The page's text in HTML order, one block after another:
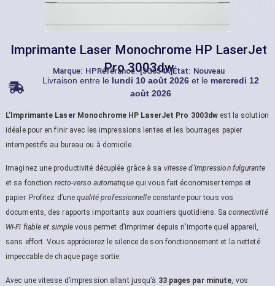
Imprimante Laser Monochrome HP LaserJet
Pro 3003dw
Marque: HPRéférance: [3G654A]État: Nouveau
Livraison entre le lundi 10 août 2026et le mercredi 12
août 2026
L’Imprimante Laser Monochrome HP LaserJet Pro 3003dw est la solution
idéale pour en finir avec les impressions lentes et les bourrages papier
intempestifs au bureau ou à domicile.
Imaginez une productivité décuplée grâce à sa vitesse d’impression fulgurante
et sa fonction recto-verso automatiquequi vous fait économiser temps et
papier. Profitez d’unequalité professionnelle constantepour tous vos
documents, des rapports importants aux courriers quotidiens. Saconnectivité
Wi-Fi fiable et simple vous permet d’imprimer depuis n’importe quel appareil,
sans effort. Vous apprécierez le silence de son fonctionnement et la netteté
impeccable de chaque page sortie.
Avec une vitesse d’impression allant jusqu’à 33 pages par minute , vos